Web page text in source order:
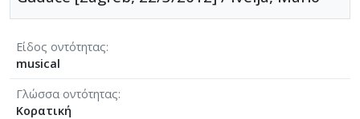
Είδος οντότητας
musical
Γλώσσα οντότητας
Κορατική